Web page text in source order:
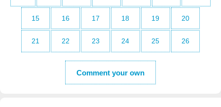
15 16 17 18 19 20
21 22 23 24 25 26
Comment your own